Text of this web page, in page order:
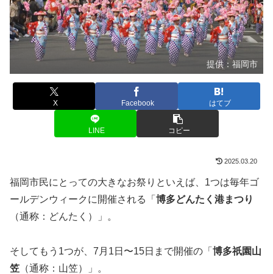
提供：福岡市
X Facebook はてブ
LINE コピー
2025.03.20
福岡市民にとっての大きなお祭りといえば、1つは毎年ゴ
ールデンウィークに開催される「 博多どんたく港まつり
（通称：どんたく）」。
そしてもう1つが、7月1日〜15日まで開催の「 博多祇園山
笠 （通称：山笠）」。